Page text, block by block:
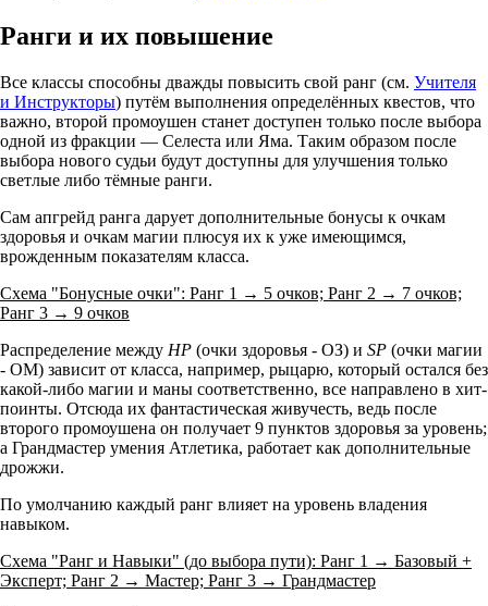
Ранги и их повышение
Все классы способны дважды повысить свой ранг (см. Учителя
и Инструкторы) путём выполнения определённых квестов, что
важно, второй промоушен станет доступен только после выбора
одной из фракции — Селеста или Яма. Таким образом после
выбора нового судьи будут доступны для улучшения только
светлые либо тёмные ранги.
Сам апгрейд ранга дарует дополнительные бонусы к очкам
здоровья и очкам магии плюсуя их к уже имеющимся,
врожденным показателям класса.
Схема "Бонусные очки": Ранг 1 → 5 очков; Ранг 2 → 7 очков;
Ранг 3 → 9 очков
Распределение между HP (очки здоровья - ОЗ) и SP (очки магии
- ОМ) зависит от класса, например, рыцарю, который остался без
какой-либо магии и маны соответственно, все направлено в хит-
поинты. Отсюда их фантастическая живучесть, ведь после
второго промоушена он получает 9 пунктов здоровья за уровень;
а Грандмастер умения Атлетика, работает как дополнительные
дрожжи.
По умолчанию каждый ранг влияет на уровень владения
навыком.
Схема "Ранг и Навыки" (до выбора пути): Ранг 1 → Базовый +
Эксперт; Ранг 2 → Мастер; Ранг 3 → Грандмастер